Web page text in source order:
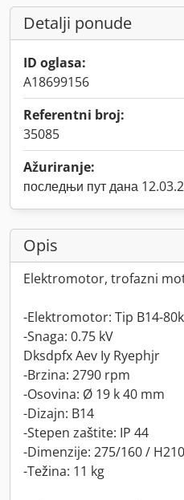
Detalji ponude
ID oglasa:
A18699156
Referentni broj:
35085
Ažuriranje:
последњи пут дана
Opis
Elektromotor, trofazni
-Elektromotor: Tip B14-
-Snaga: 0.75 kV
Dksdpfx Aev Iy Ryephjr
-Brzina: 2790 rpm
-Osovina: Ø 19 k 40 mm
-Dizajn: B14
-Stepen zaštite: IP 44
-Dimenzije: 275/160 /
-Težina: 11 kg